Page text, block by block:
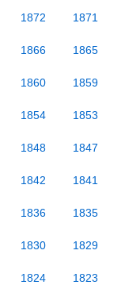
1872 1871
1866 1865
1860 1859
1854 1853
1848 1847
1842 1841
1836 1835
1830 1829
1824 1823